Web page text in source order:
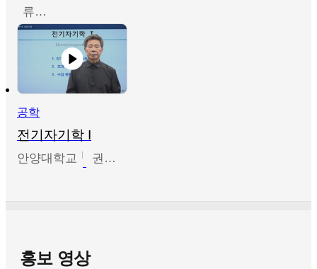
류영철
공학
전기자기학 I
안양대학교 권원현
홍보 영상